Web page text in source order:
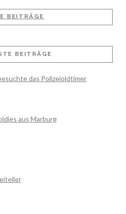
POST
BEITRÄGE
BEITRÄGE
das Polizeioldtimer
aus Marburg